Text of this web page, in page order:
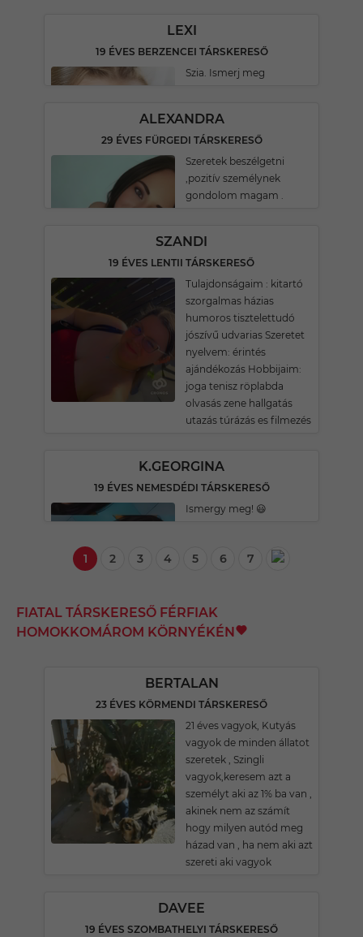
LEXI
19 ÉVES BERZENCEI TÁRSKERESŐ
Szia. Ismerj meg
ALEXANDRA
29 ÉVES FÜRGEDI TÁRSKERESŐ
Szeretek beszélgetni
,pozitív személynek
gondolom magam .
SZANDI
19 ÉVES LENTII TÁRSKERESŐ
Tulajdonságaim : kitartó
szorgalmas házias
humoros tisztelettudó
jószívű udvarias Szeretet
nyelvem: érintés
ajándékozás Hobbijaim:
joga tenisz röplabda
olvasás zene hallgatás
utazás túrázás es filmezés
K.GEORGINA
19 ÉVES NEMESDÉDI TÁRSKERESŐ
Ismergy meg! 😃
1 2 3 4 5 6 7
FIATAL TÁRSKERESŐ FÉRFIAK
HOMOKKOMÁROM KÖRNYÉKÉN
BERTALAN
23 ÉVES KÖRMENDI TÁRSKERESŐ
21 éves vagyok, Kutyás
vagyok de minden állatot
szeretek , Szingli
vagyok,keresem azt a
személyt aki az 1% ba van ,
akinek nem az számít
hogy milyen autód meg
házad van , ha nem aki azt
szereti aki vagyok
DAVEE
19 ÉVES SZOMBATHELYI TÁRSKERESŐ